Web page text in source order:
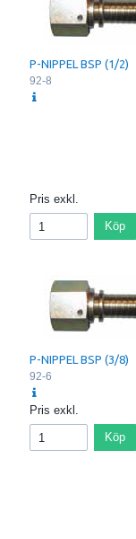
P-NIPPEL BSP (1/2)
92-8
Pris exkl.
Köp
P-NIPPEL BSP (3/8)
92-6
Pris exkl.
Köp